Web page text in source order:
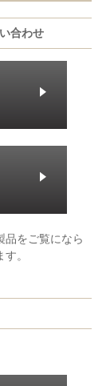
合わせ
品をご覧になら
。